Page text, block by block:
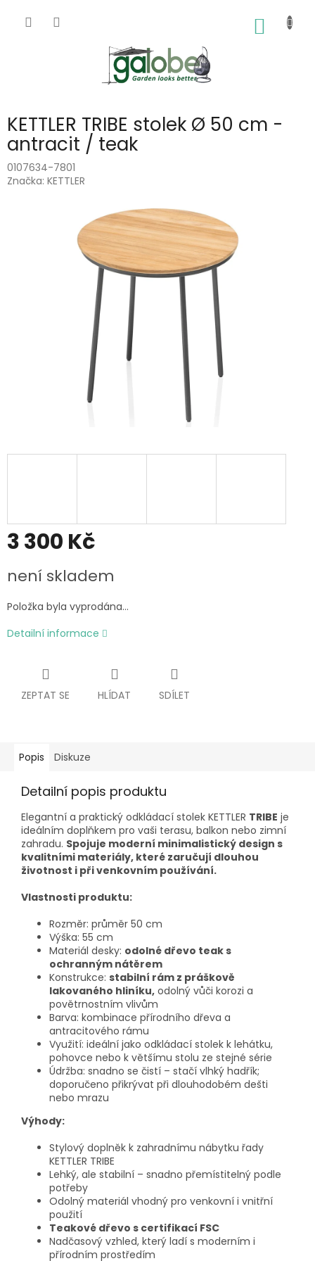
KETTLER TRIBE stolek Ø 50 cm -
antracit / teak
0107634-7801
Značka: KETTLER
3 300 Kč
cena:
není skladem
Položka byla vyprodána…
Detailní informace
ZEPTAT SE HLÍDAT SDÍLET
Popis Diskuze
Detailní popis produktu
Elegantní a praktický odkládací stolek KETTLER TRIBE je
ideálním doplňkem pro vaši terasu, balkon nebo zimní
zahradu. Spojuje moderní minimalistický design s
kvalitními materiály, které zaručují dlouhou
životnost i při venkovním používání.
Vlastnosti produktu:
Rozměr: průměr 50 cm
Výška: 55 cm
Materiál desky: odolné dřevo teak s
ochranným nátěrem
Konstrukce: stabilní rám z práškově
lakovaného hliníku, odolný vůči korozi a
povětrnostním vlivům
Barva: kombinace přírodního dřeva a
antracitového rámu
Využití: ideální jako odkládací stolek k lehátku,
pohovce nebo k většímu stolu ze stejné série
Údržba: snadno se čistí – stačí vlhký hadřík;
doporučeno přikrývat při dlouhodobém dešti
nebo mrazu
Výhody:
Stylový doplněk k zahradnímu nábytku řady
KETTLER TRIBE
Lehký, ale stabilní – snadno přemístitelný podle
potřeby
Odolný materiál vhodný pro venkovní i vnitřní
použití
Teakové dřevo s certifikací FSC
Nadčasový vzhled, který ladí s moderním i
přírodním prostředím